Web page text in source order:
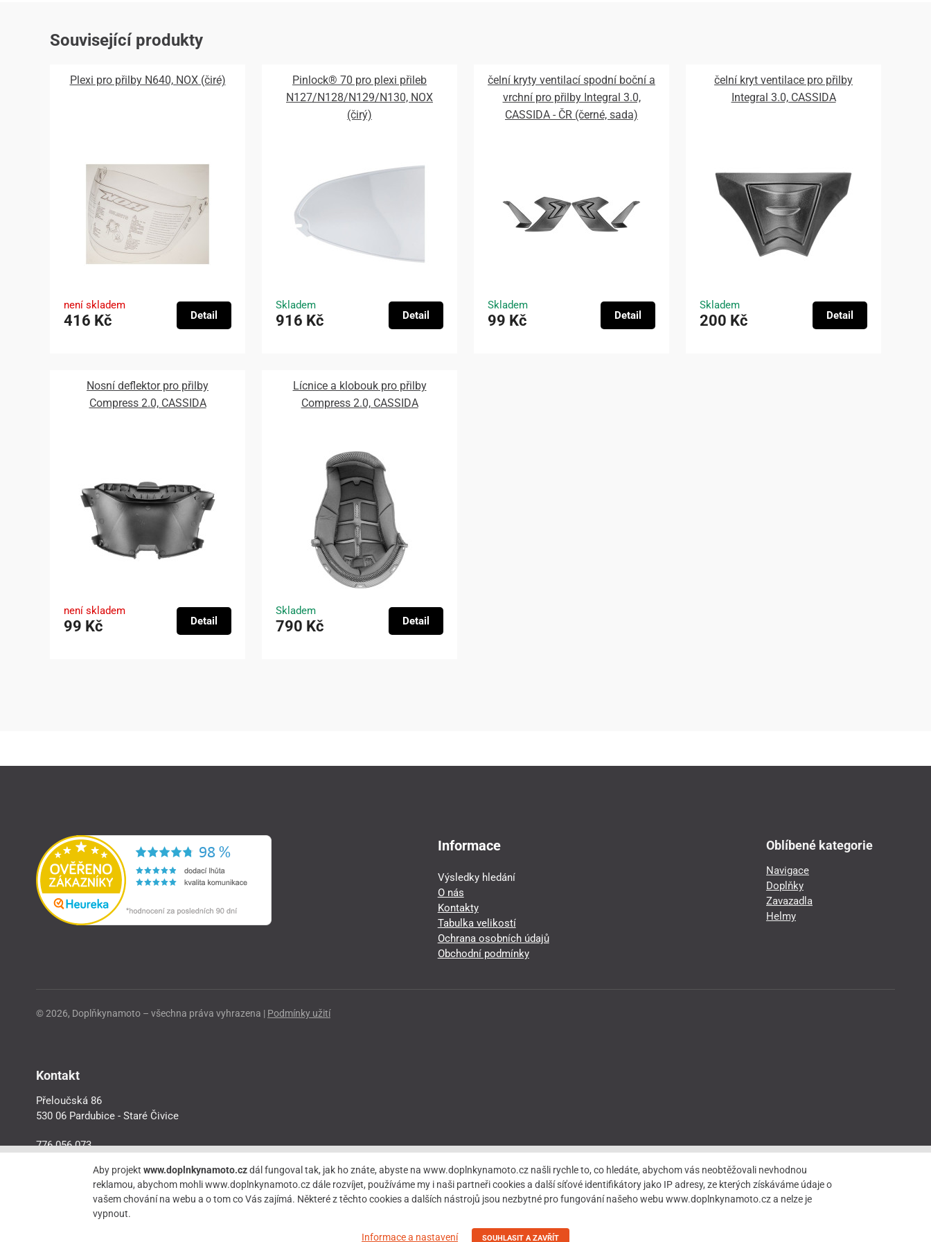
Související produkty
Plexi pro přilby N640, NOX (čiré)
není skladem
416 Kč Detail
Pinlock® 70 pro plexi přileb
N127/N128/N129/N130, NOX
(čirý)
Skladem
916 Kč Detail
čelní kryty ventilací spodní boční a
vrchní pro přilby Integral 3.0,
CASSIDA - ČR (černé, sada)
Skladem
99 Kč Detail
čelní kryt ventilace pro přilby
Integral 3.0, CASSIDA
Skladem
200 Kč Detail
Nosní deflektor pro přilby
Compress 2.0, CASSIDA
není skladem
99 Kč Detail
Lícnice a klobouk pro přilby
Compress 2.0, CASSIDA
Skladem
790 Kč Detail
Informace
Výsledky hledání
O nás
Kontakty
Tabulka velikostí
Ochrana osobních údajů
Obchodní podmínky
Oblíbené kategorie
Navigace
Doplňky
Zavazadla
Helmy
© 2026, Doplňkynamoto – všechna práva vyhrazena | Podmínky užití
Kontakt
Přeloučská 86
530 06 Pardubice - Staré Čivice
776 056 073
Aby projektwww.doplnkynamoto.czdál fungoval tak, jak ho znáte, abyste na www.doplnkynamoto.cz našli rychle to, co hledáte, abychom vás neobtěžovali nevhodnou
reklamou, abychom mohli www.doplnkynamoto.cz dále rozvíjet, používáme my i naši partneři cookies a další síťové identifikátory jako IP adresy, ze kterých získáváme údaje o
vašem chování na webu a o tom co Vás zajímá. Některé z těchto cookies a dalších nástrojů jsou nezbytné pro fungování našeho webu www.doplnkynamoto.cz a nelze je
vypnout.
Informace a nastavení SOUHLASIT A ZAVŘÍT